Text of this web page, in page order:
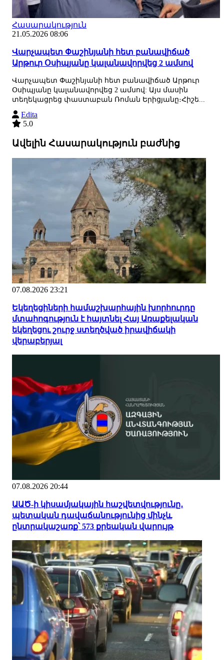
Հասարակություն
21.05.2026 08:06
Վարչապետ Փաշինյանի հետ բանավիճած
Արթուր Օսիպյանը կալանավորվեց 2 ամսով
Վարչապետ Փաշինյանի հետ բանավիճած Արթուր
Օսիպյանը կալանավորվեց 2 ամսով: Այս մասին
տեղեկացրեց փաստաբան Ռոման Երիցյանը։Հիշե...
Edita
5.0
Ավելին Հասարակություն բաժնից
07.08.2026 23:21
Եկեղեցիների համաշխարհային խորհուրդը
մտահոգություն է հայտնել Հայ Առաքելական
եկեղեցու շուրջ ստեղծված իրավիճակի
վերաբերյալ
07.08.2026 20:44
ԱԱԾ-ի կիսամյակային հաշվետվությունը․
պետական դավաճանությունից մինչև
ընտրակաշառք՝ 573 քրեական վարույթ